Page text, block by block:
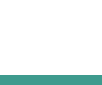
Grup Firuze ile müzik